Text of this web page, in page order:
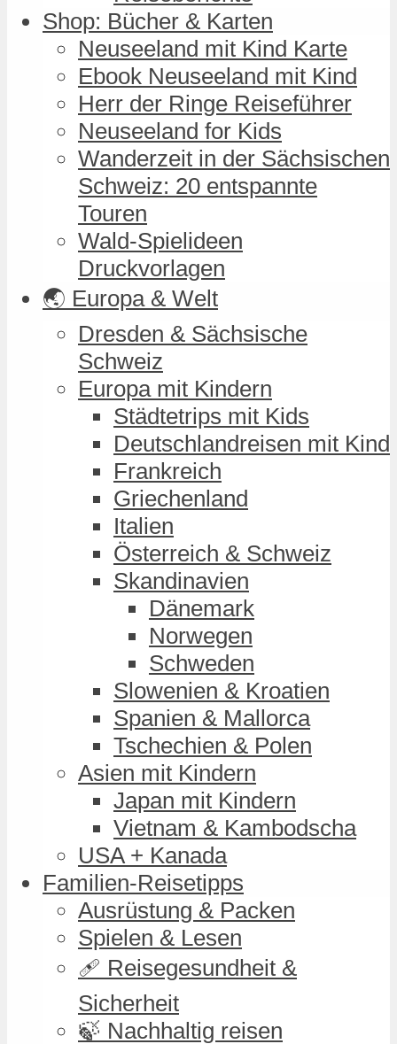
Shop: Bücher & Karten
Neuseeland mit Kind Karte
Ebook Neuseeland mit Kind
Herr der Ringe Reiseführer
Neuseeland for Kids
Wanderzeit in der Sächsischen
Schweiz: 20 entspannte
Touren
Wald-Spielideen
Druckvorlagen
🌏 Europa & Welt
Dresden & Sächsische
Schweiz
Europa mit Kindern
Städtetrips mit Kids
Deutschlandreisen mit Kind
Frankreich
Griechenland
Italien
Österreich & Schweiz
Skandinavien
Dänemark
Norwegen
Schweden
Slowenien & Kroatien
Spanien & Mallorca
Tschechien & Polen
Asien mit Kindern
Japan mit Kindern
Vietnam & Kambodscha
USA + Kanada
Familien-Reisetipps
Ausrüstung & Packen
Spielen & Lesen
🩹 Reisegesundheit &
Sicherheit
🍃 Nachhaltig reisen